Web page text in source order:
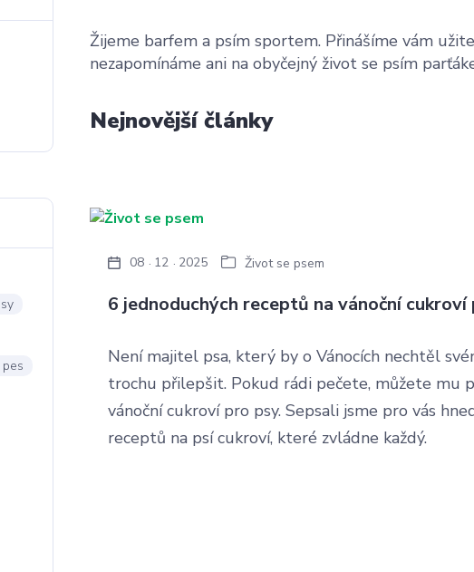
Žijeme barfem a psím sportem. Přinášíme vám
nezapomínáme ani na obyčejný život se psím
Nejnovější články
6 jednoduchých receptů na vánoční cukroví
08 12 2025 Život se psem
Není majitel psa, který by o Vánocích nechtěl
trochu přilepšit. Pokud rádi pečete, můžete mu
vánoční cukroví pro psy. Sepsali jsme pro vás
receptů na psí cukroví, které zvládne každý.